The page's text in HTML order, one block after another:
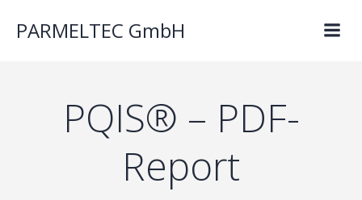
PARMELTEC GmbH
PQIS® – PDF-
Report